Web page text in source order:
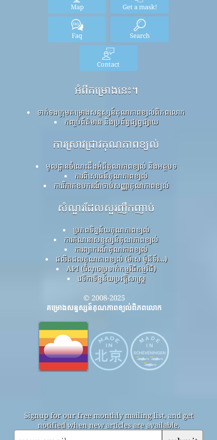
Map Get a mask!
Faq Search
Contact
អំពីគម្រោងនេះ។
ទាក់ទងក្រុមគម្រោងសន្ទស្សន៍គុណភាពខ្យល់ពិភពលោក
កញ្ចប់ព័ត៌មាន និងប្រព័ន្ធផ្សព្វផ្សាយ
ការស្រាវជ្រាវគុណភាពខ្យល់
មូលដ្ឋានចំណេះដឹងអំពីគុណភាពខ្យល់ និងអត្ថបទ
ការពិសោធន៍គុណភាពខ្យល់
ការវិភាគឧបករណ៍ចាប់សញ្ញាគុណភាពខ្យល់
សំណួរដែលសួរញឹកញាប់
ប្រភពទិន្នន័យគុណភាពខ្យល់
ការគណនាសន្ទស្សន៍គុណភាពខ្យល់
ការព្យាករណ៍គុណភាពខ្យល់
ផលិតផលគុណភាពខ្យល់ (ម៉ាស ម៉ូនីទ័រ...)
API (ចំណុចប្រទាក់កម្មវិធីកម្មវិធី)
វេទិកាទិន្នន័យប្រវត្តិសាស្ត្រ
© 2008-2025
គម្រោងសន្ទស្សន៍គុណភាពខ្យល់ពិភពលោក
Signup for our free monthly mailing list, and get
notified when new articles are available.